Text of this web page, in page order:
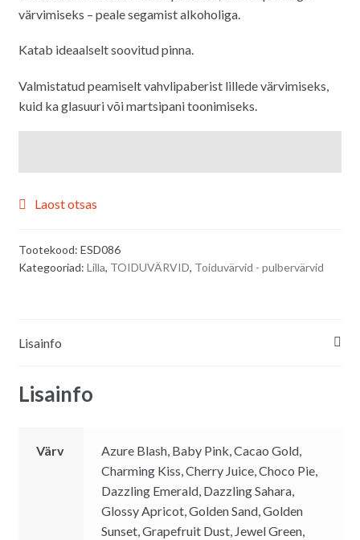
värvimiseks – peale segamist alkoholiga.
Katab ideaalselt soovitud pinna.
Valmistatud peamiselt vahvlipaberist lillede värvimiseks,
kuid ka glasuuri või martsipani toonimiseks.
Laost otsas
Tootekood: ESD086
Kategooriad: Lilla, TOIDUVÄRVID, Toiduvärvid - pulbervärvid
Lisainfo
Lisainfo
Värv
Azure Blash, Baby Pink, Cacao Gold,
Charming Kiss, Cherry Juice, Choco Pie,
Dazzling Emerald, Dazzling Sahara,
Glossy Apricot, Golden Sand, Golden
Sunset, Grapefruit Dust, Jewel Green,